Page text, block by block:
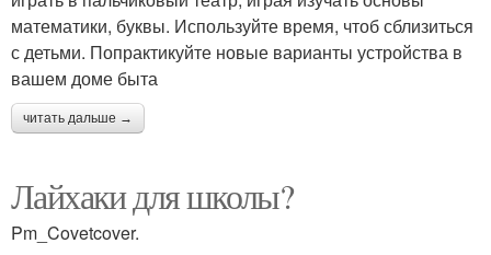
математики, буквы. Используйте время, чтоб сблизиться
с детьми. Попрактикуйте новые варианты устройства в
вашем доме быта
читать дальше →
Лайхаки для школы?
Pm_Covetcover.